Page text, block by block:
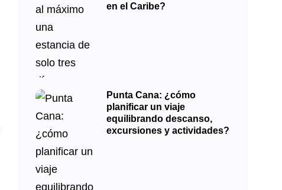
en el Caribe?
Punta Cana: ¿cómo
planificar un viaje
equilibrando descanso,
excursiones y actividades?